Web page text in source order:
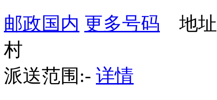
邮政国内 更多号码 地址
村
派送范围:- 详情